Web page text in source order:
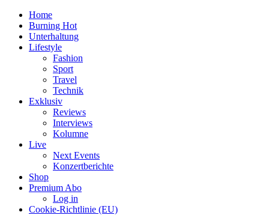
Home
Burning Hot
Unterhaltung
Lifestyle
Fashion
Sport
Travel
Technik
Exklusiv
Reviews
Interviews
Kolumne
Live
Next Events
Konzertberichte
Shop
Premium Abo
Log in
Cookie-Richtlinie (EU)